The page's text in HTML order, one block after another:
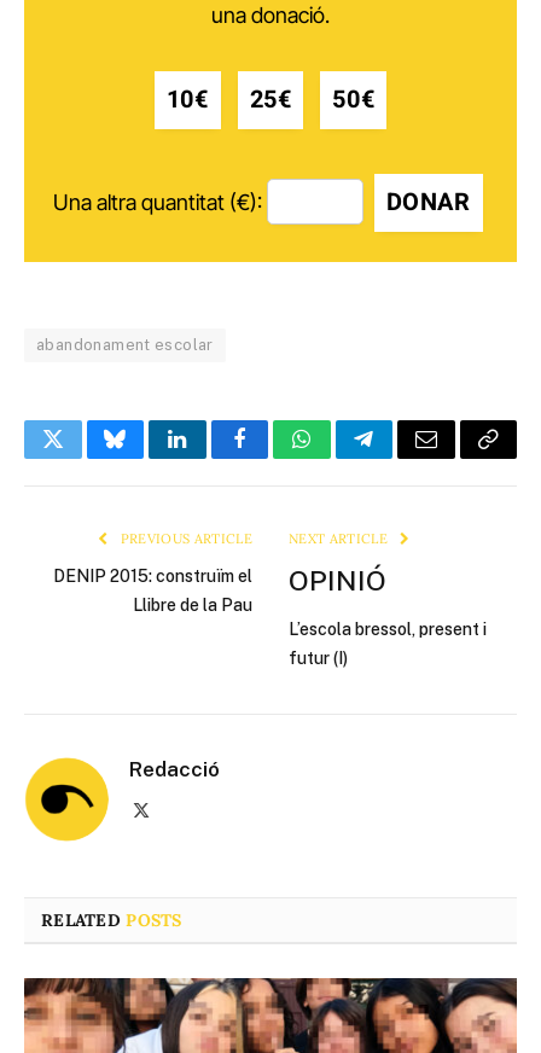
una donació.
10€ 25€ 50€
Una altra quantitat (€): DONAR
abandonament escolar
TwitterBlueskyLinkedInFacebookWhatsAppTelegramEmail Copy
PREVIOUS ARTICLE
DENIP 2015: construïm el
Llibre de la Pau
NEXT ARTICLE
OPINIÓ
L’escola bressol, present i
futur (I)
Redacció
RELATEDPOSTS